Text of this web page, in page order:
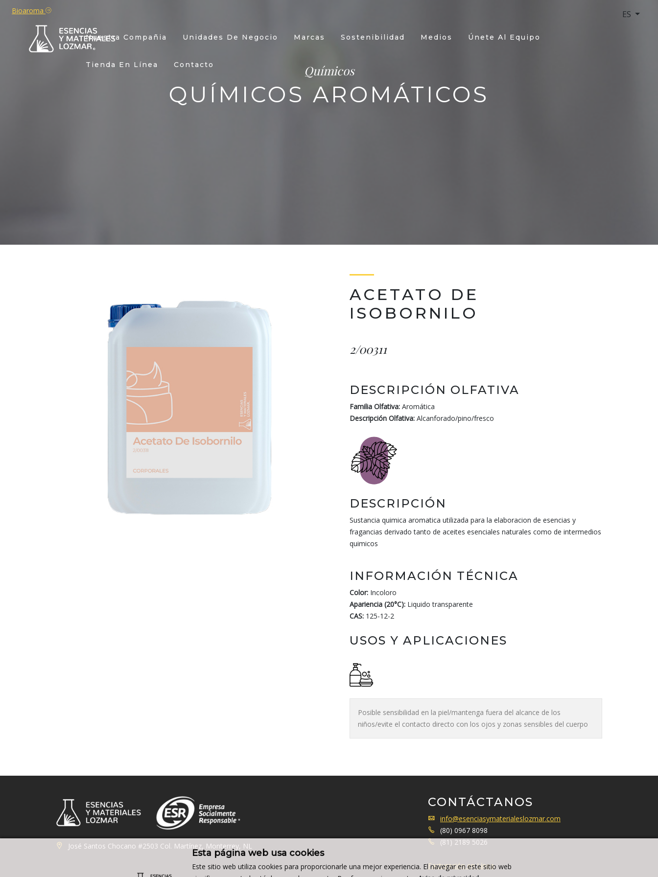
Esta página web usa cookies
Este sitio web utiliza cookies para proporcionarle una mejor experiencia. El navegar en este sitio web
Bioaroma ES
Nuestra Compañia Unidades De Negocio Marcas Sostenibilidad Medios Únete Al Equipo
Tienda En Línea Contacto Químicos
QUÍMICOS AROMÁTICOS
ACETATO DE
ISOBORNILO
2/00311
DESCRIPCIÓN OLFATIVA
Familia Olfativa: Aromática
Descripción Olfativa: Alcanforado/pino/fresco
DESCRIPCIÓN
Sustancia quimica aromatica utilizada para la elaboracion de esencias y
fragancias derivado tanto de aceites esenciales naturales como de intermedios
quimicos
INFORMACIÓN TÉCNICA
Color: Incoloro
Apariencia (20°C): Liquido transparente
CAS: 125-12-2
USOS Y APLICACIONES
Posible sensibilidad en la piel/mantenga fuera del alcance de los
niños/evite el contacto directo con los ojos y zonas sensibles del cuerpo
José Santos Chocano #2503 Col. Martínez, Monterrey, NL
CONTÁCTANOS
info@esenciasymaterialeslozmar.com
(80) 0967 8098
(81) 2189 5026
Facturación en Línea